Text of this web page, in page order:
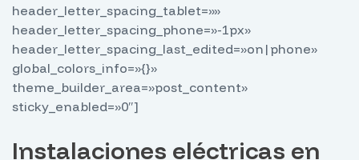
header_letter_spacing_tablet=»»
header_letter_spacing_phone=»-1px»
header_letter_spacing_last_edited=»on|phone»
global_colors_info=»{}»
theme_builder_area=»post_content»
sticky_enabled=»0″]
Instalaciones eléctricas en